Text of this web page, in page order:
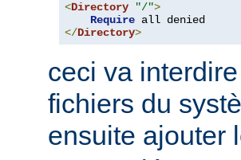
<Directory "/">
Require
</Directory>
ceci va
fichiers du
ensuite ajouter